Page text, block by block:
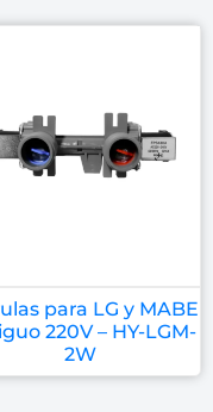
para LG y MABE
220V – HY-LGM-
2W